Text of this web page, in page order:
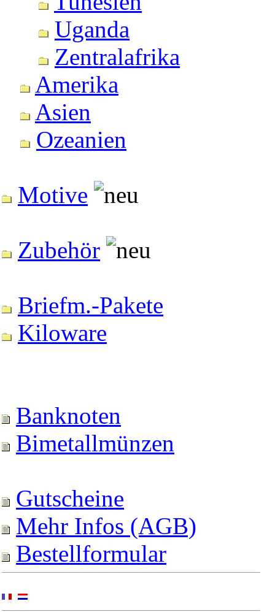
Uganda
Zentralafrika
Amerika
Asien
Ozeanien
Motive
Zubehör
Briefm.-Pakete
Kiloware
Banknoten
Bimetallmünzen
Gutscheine
Mehr Infos (AGB)
Bestellformular